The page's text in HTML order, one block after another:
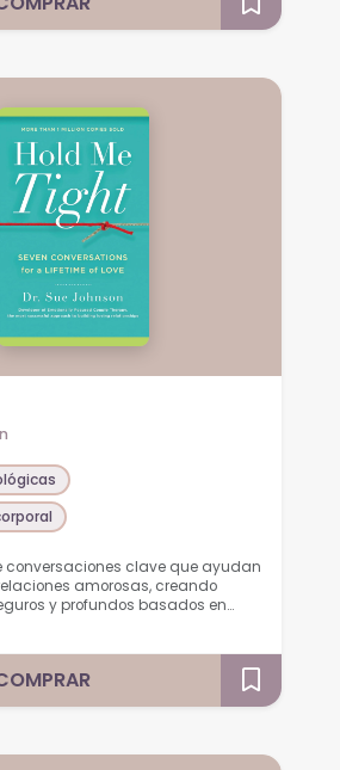
conversaciones clave que ayudan
amorosas, creando
y profundos basados en…